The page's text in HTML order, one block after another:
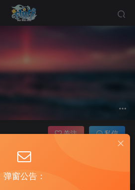
...
关注 私信
弹窗公告：